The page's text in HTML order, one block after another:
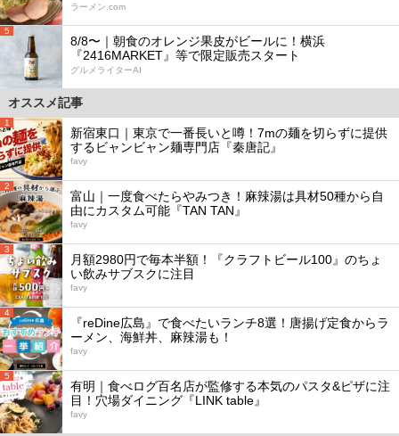
ラーメン.com
5
8/8〜｜朝食のオレンジ果皮がビールに！横浜
『2416MARKET』等で限定販売スタート
グルメライターAI
オススメ記事
1
新宿東口｜東京で一番長いと噂！7mの麺を切らずに提供
するビャンビャン麺専門店『秦唐記』
favy
2
富山｜一度食べたらやみつき！麻辣湯は具材50種から自
由にカスタム可能『TAN TAN』
favy
3
月額2980円で毎本半額！『クラフトビール100』のちょ
い飲みサブスクに注目
favy
4
『reDine広島』で食べたいランチ8選！唐揚げ定食からラ
ーメン、海鮮丼、麻辣湯も！
favy
5
有明｜食べログ百名店が監修する本気のパスタ&ピザに注
目！穴場ダイニング『LINK table』
favy